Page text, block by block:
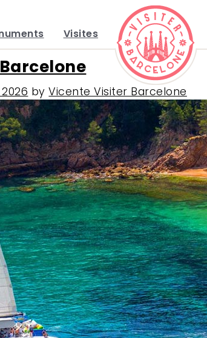
Visites
byVicente Visiter Barcelone